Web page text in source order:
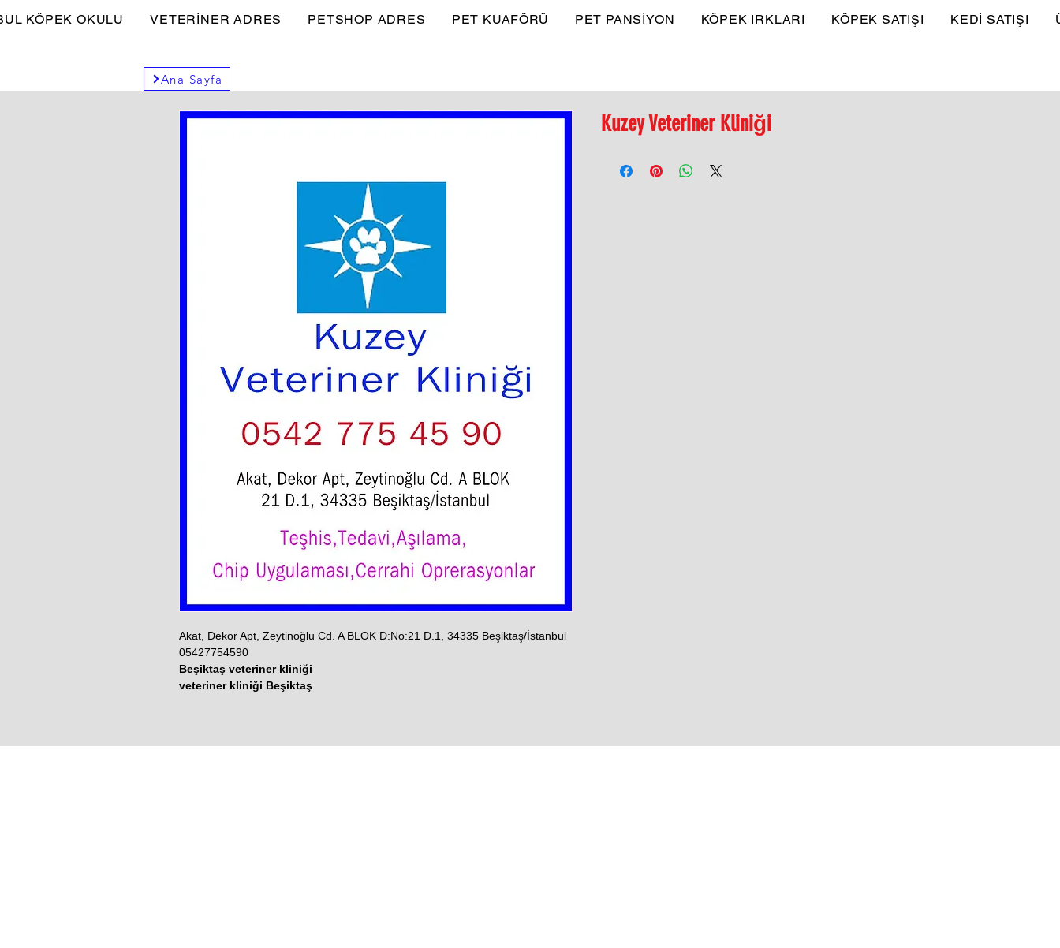
KÖPEK OKULU VETERİNER ADRES PETSHOP ADRES PET KUAFÖRÜ PET PANSİYON KÖPEK IRKLARI KÖPEK SATIŞI KEDİ SATIŞI
Ana Sayfa
Akat, Dekor Apt, Zeytinoğlu Cd. A BLOK D:No:21 D.1, 34335 Beşiktaş/İstanbul
05427754590
Beşiktaş veteriner kliniği
veteriner kliniği Beşiktaş
Kuzey Veteriner Kliniği